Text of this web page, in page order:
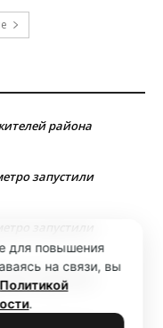
района
запустили
запустили
запустили
для повышения
на связи, вы
Политикой
.